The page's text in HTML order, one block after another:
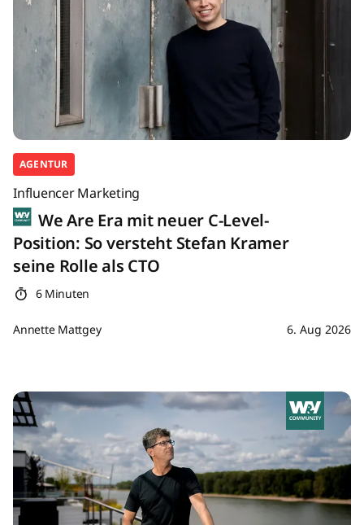
AGENTUR
Influencer Marketing
We Are Era mit neuer C-Level-
Position: So versteht Stefan Kramer
seine Rolle als CTO
6 Minuten
Annette Mattgey 6. Aug 2026